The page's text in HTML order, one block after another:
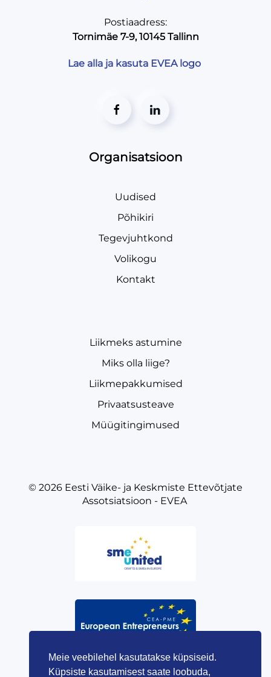
Postiaadress:
Tornimäe 7-9, 10145 Tallinn
Lae alla ja kasuta EVEA logo
Organisatsioon
Uudised
Põhikiri
Tegevjuhtkond
Volikogu
Kontakt
Liikmeks astumine
Miks olla liige?
Liikmepakkumised
Privaatsusteave
Müügitingimused
© 2026 Eesti Väike- ja Keskmiste Ettevõtjate
Assotsiatsioon - EVEA
Meie veebilehel kasutatakse küpsiseid.
Küpsiste kasutamisest saate loobuda,